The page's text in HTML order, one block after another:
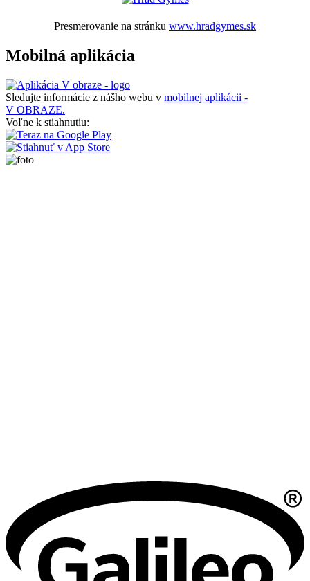
Presmerovanie na stránku www.hradgymes.sk
Mobilná aplikácia
Sledujte informácie z nášho webu v mobilnej aplikácii -
V OBRAZE.
Voľne k stiahnutiu: